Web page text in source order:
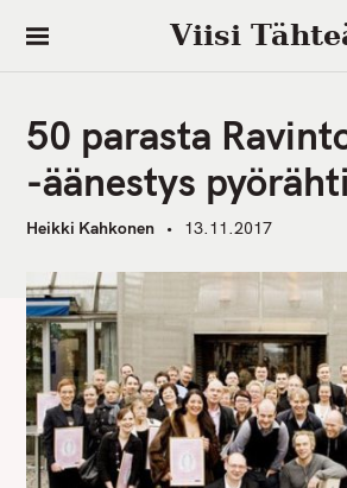
i
Viisi
50 parasta
-äänestys
Heikki Kahkonen 13.11.2017